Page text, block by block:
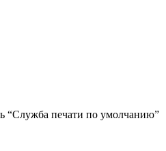
“Служба печати по умолчанию”